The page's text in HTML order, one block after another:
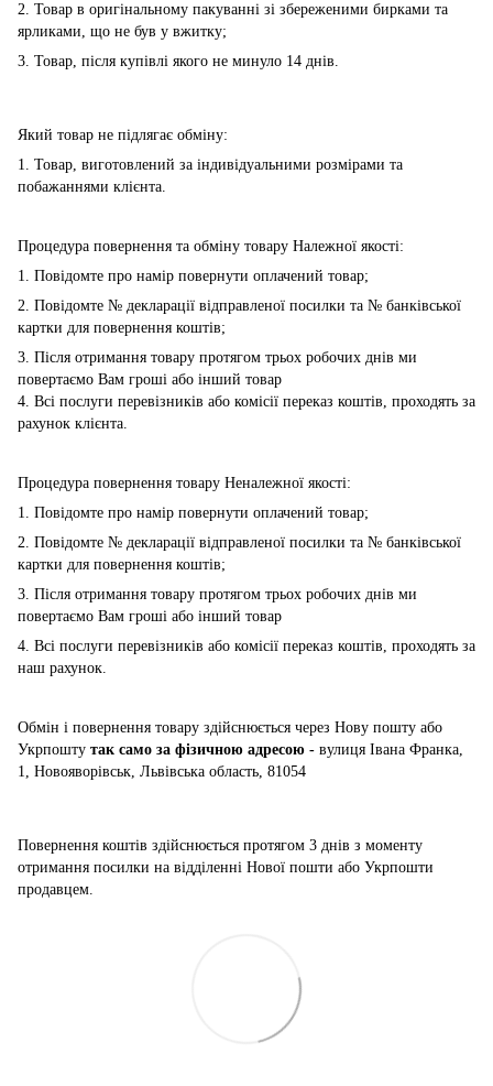
2. Товар в оригінальному пакуванні зі збереженими бирками та
ярликами, що не був у вжитку;
3. Товар, після купівлі якого не минуло 14 днів.
Який товар не підлягає обміну:
1. Товар, виготовлений за індивідуальними розмірами та
побажаннями клієнта.
Процедура повернення та обміну товару Належної якості:
1. Повідомте про намір повернути оплачений товар;
2. Повідомте № декларації відправленої посилки та № банківської
картки для повернення коштів;
3. Після отримання товару протягом трьох робочих днів ми
повертаємо Вам гроші або інший товар
4. Всі послуги перевізників або комісії переказ коштів, проходять за
рахунок клієнта.
Процедура повернення товару Неналежної якості:
1. Повідомте про намір повернути оплачений товар;
2. Повідомте № декларації відправленої посилки та № банківської
картки для повернення коштів;
3. Після отримання товару протягом трьох робочих днів ми
повертаємо Вам гроші або інший товар
4. Всі послуги перевізників або комісії переказ коштів, проходять за
наш рахунок.
Обмін і повернення товару здійснюється через Нову пошту або
Укрпошту так само за фізичною адресою - вулиця Івана Франка,
1, Новояворівськ, Львівська область, 81054
Повернення коштів здійснюється протягом 3 днів з моменту
отримання посилки на відділенні Нової пошти або Укрпошти
продавцем.